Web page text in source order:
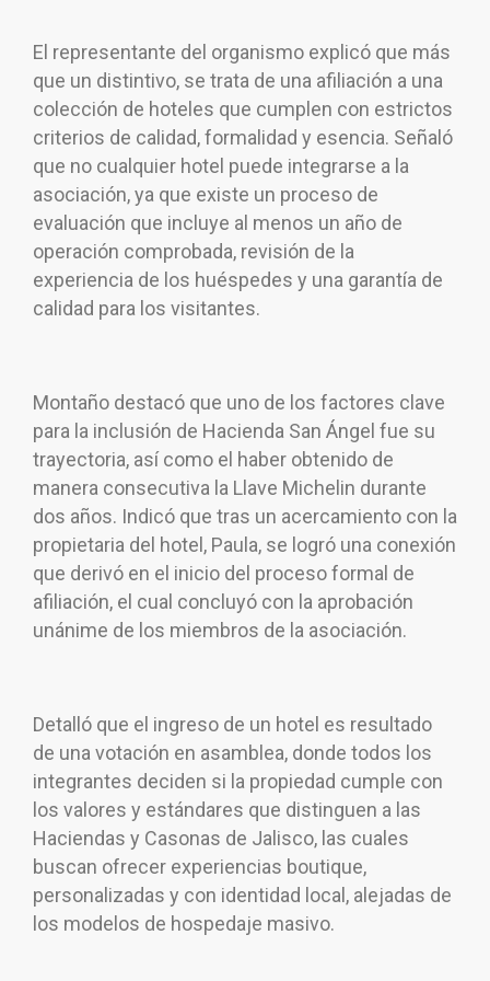
El representante del organismo explicó que más
que un distintivo, se trata de una afiliación a una
colección de hoteles que cumplen con estrictos
criterios de calidad, formalidad y esencia. Señaló
que no cualquier hotel puede integrarse a la
asociación, ya que existe un proceso de
evaluación que incluye al menos un año de
operación comprobada, revisión de la
experiencia de los huéspedes y una garantía de
calidad para los visitantes.
Montaño destacó que uno de los factores clave
para la inclusión de Hacienda San Ángel fue su
trayectoria, así como el haber obtenido de
manera consecutiva la Llave Michelin durante
dos años. Indicó que tras un acercamiento con la
propietaria del hotel, Paula, se logró una conexión
que derivó en el inicio del proceso formal de
afiliación, el cual concluyó con la aprobación
unánime de los miembros de la asociación.
Detalló que el ingreso de un hotel es resultado
de una votación en asamblea, donde todos los
integrantes deciden si la propiedad cumple con
los valores y estándares que distinguen a las
Haciendas y Casonas de Jalisco, las cuales
buscan ofrecer experiencias boutique,
personalizadas y con identidad local, alejadas de
los modelos de hospedaje masivo.